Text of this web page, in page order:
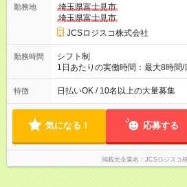
万円／週6日稼働 ・地方郊外エリア 月収40万円／週5日稼働 月
収40万円~50万円／週6日稼働 ＜モデルイメージ＞ ■月収50万
円 (27歳男性/江東区在住)※元建築
(日休み) ■月収80万円(43歳男性/墨田区在住)※元営業 1日200個
勤務地
埼玉県富士見市
埼玉県富士見市
JCSロジスコ株式会社
勤務時間
シフト制
1日あたりの実働時間：最大8時間
働8時間） ※週5日勤務（場所次
よって時間外での勤務可能性有り
特徴 日払いOK / 10名以上の大量募集
気になる！ 応募する
掲載元企業名 JCSロジスコ